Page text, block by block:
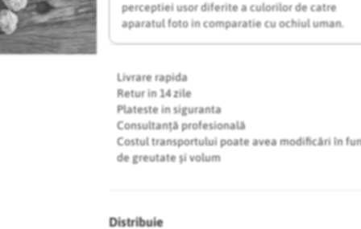
perceptiei usor diferite a culorilor de catre
aparatul foto in comparatie cu ochiul uman.
Livrare rapida
Retur in 14 zile
Plateste in siguranta
Consultanță profesională
Costul transportului poate avea modificări în
de greutate și volum
Distribuie